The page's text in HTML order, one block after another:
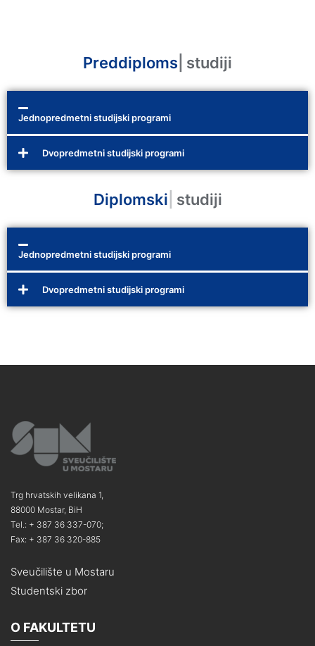
Preddiplomski |studiji
Jednopredmetni studijski programi
Dvopredmetni studijski programi
Diplomski studiji
Jednopredmetni studijski programi
Dvopredmetni studijski programi
Trg hrvatskih velikana 1,
88000 Mostar, BiH
Tel.: + 387 36 337-070;
Fax: + 387 36 320-885
Sveučilište u Mostaru
Studentski zbor
O FAKULTETU